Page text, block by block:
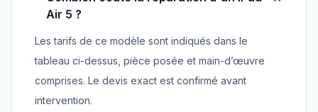
Air 5 ?
Les tarifs de ce modèle sont indiqués dans le
tableau ci-dessus, pièce posée et main-d’œuvre
comprises. Le devis exact est confirmé avant
intervention.